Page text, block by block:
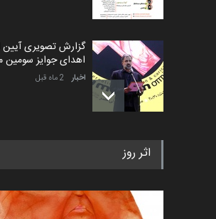
گزارش تصویری آیین
اهدای جوایز
اخبار 2 ماه قبل
اخبار 2 ماه قبل
اثر روز